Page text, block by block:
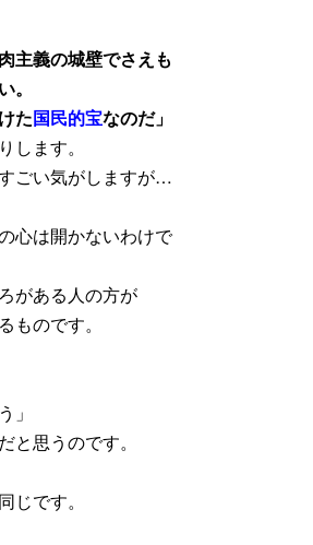
主義の城壁でさえも
。
た国民的宝なのだ」
します。
ごい気がしますが…
心は開かないわけで
がある人の方が
ものです。
」
と思うのです。
じです。